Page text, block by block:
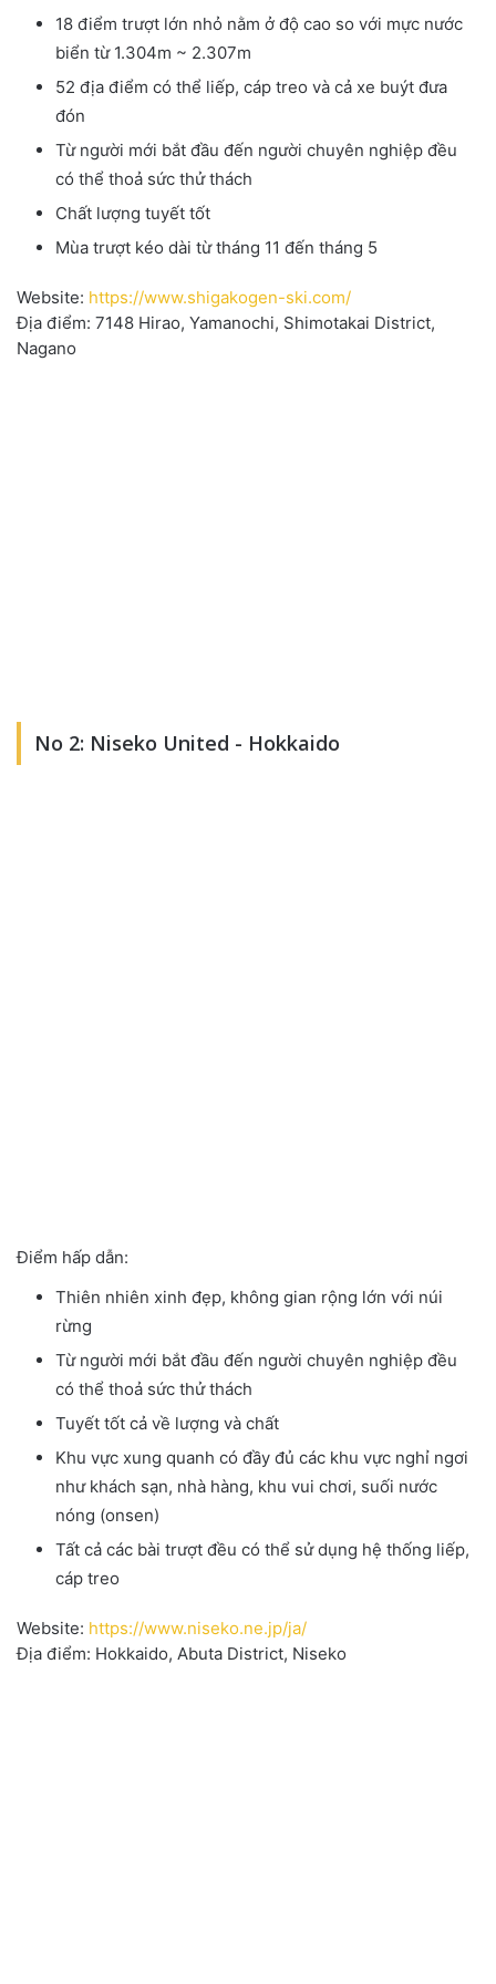
18 điểm trượt lớn nhỏ nằm ở độ cao so với mực nước
biển từ 1.304m ~ 2.307m
52 địa điểm có thể liếp, cáp treo và cả xe buýt đưa
đón
Từ người mới bắt đầu đến người chuyên nghiệp đều
có thể thoả sức thử thách
Chất lượng tuyết tốt
Mùa trượt kéo dài từ tháng 11 đến tháng 5
Website: https://www.shigakogen-ski.com/
Địa điểm: 7148 Hirao, Yamanochi, Shimotakai District,
Nagano
No 2: Niseko United - Hokkaido
Điểm hấp dẫn:
Thiên nhiên xinh đẹp, không gian rộng lớn với núi
rừng
Từ người mới bắt đầu đến người chuyên nghiệp đều
có thể thoả sức thử thách
Tuyết tốt cả về lượng và chất
Khu vực xung quanh có đầy đủ các khu vực nghỉ ngơi
như khách sạn, nhà hàng, khu vui chơi, suối nước
nóng (onsen)
Tất cả các bài trượt đều có thể sử dụng hệ thống liếp,
cáp treo
Website: https://www.niseko.ne.jp/ja/
Địa điểm: Hokkaido, Abuta District, Niseko